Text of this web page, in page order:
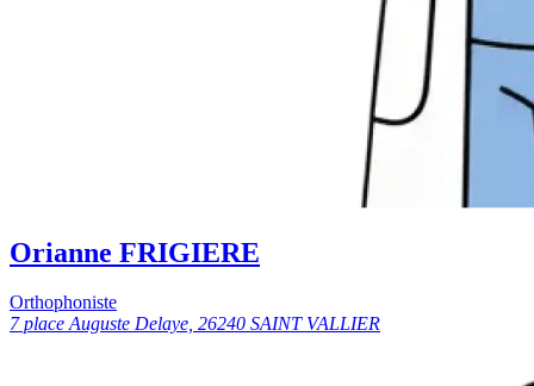
Orianne FRIGIERE
Orthophoniste
7 place Auguste Delaye, 26240 SAINT VALLIER